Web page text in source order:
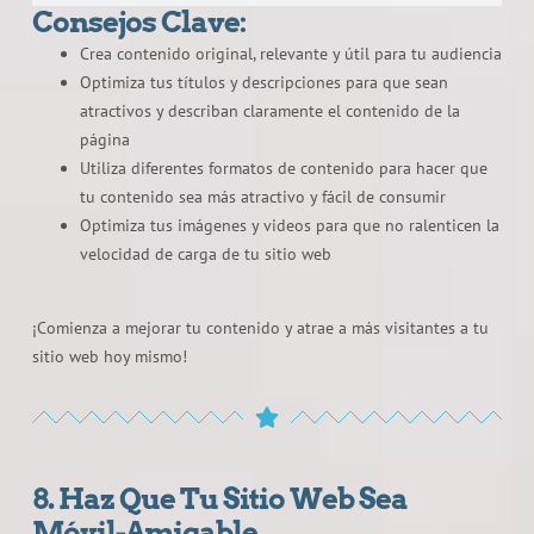
Consejos Clave:
Crea contenido original, relevante y útil para tu audiencia
Optimiza tus títulos y descripciones para que sean
atractivos y describan claramente el contenido de la
página
Utiliza diferentes formatos de contenido para hacer que
tu contenido sea más atractivo y fácil de consumir
Optimiza tus imágenes y videos para que no ralenticen la
velocidad de carga de tu sitio web
¡Comienza a mejorar tu contenido y atrae a más visitantes a tu
sitio web hoy mismo!
8. Haz Que Tu Sitio Web Sea